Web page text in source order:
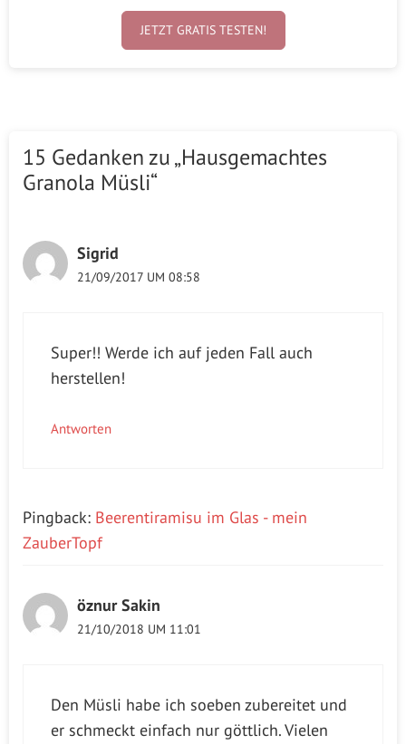
JETZT GRATIS TESTEN!
15 Gedanken zu „Hausgemachtes
Granola Müsli“
Sigrid
21/09/2017 UM 08:58
Super!! Werde ich auf jeden Fall auch
herstellen!
Antworten
Pingback: Beerentiramisu im Glas - mein
ZauberTopf
öznur Sakin
21/10/2018 UM 11:01
Den Müsli habe ich soeben zubereitet und
er schmeckt einfach nur göttlich. Vielen